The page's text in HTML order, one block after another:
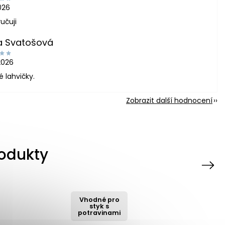
Svatošová
lahvičky.
Zobrazit další hodnocení
Vhodné pro
styk s
potravinami
Next